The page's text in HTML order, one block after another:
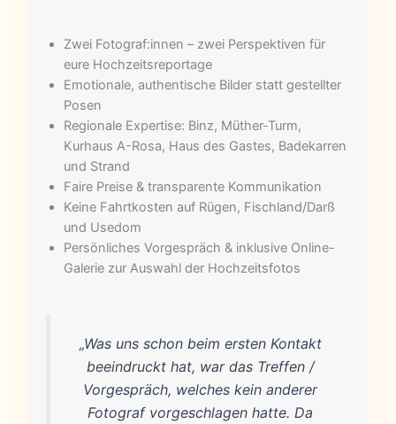
Zwei Fotograf:innen – zwei Perspektiven für
eure Hochzeitsreportage
Emotionale, authentische Bilder statt gestellter
Posen
Regionale Expertise: Binz, Müther-Turm,
Kurhaus A-Rosa, Haus des Gastes, Badekarren
und Strand
Faire Preise & transparente Kommunikation
Keine Fahrtkosten auf Rügen, Fischland/Darß
und Usedom
Persönliches Vorgespräch & inklusive Online-
Galerie zur Auswahl der Hochzeitsfotos
„Was uns schon beim ersten Kontakt
beeindruckt hat, war das Treffen /
Vorgespräch, welches kein anderer
Fotograf vorgeschlagen hatte. Da